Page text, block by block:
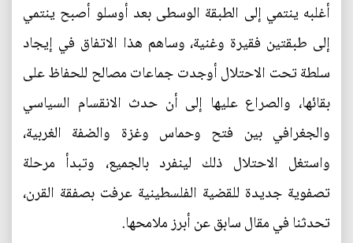
أغلبه ينتمي إلى الطبقة الوسطى بعد أوسلو أصبح ينتمي
إلى طبقتين فقيرة وغنية، وساهم هذا الاتفاق في إيجاد
سلطة تحت الاحتلال أوجدت جماعات مصالح للحفاظ على
بقائها، والصراع عليها إلى أن حدث الانقسام السياسي
والجغرافي بين فتح وحماس وغزة والضفة الغربية،
واستغل الاحتلال ذلك لينفرد بالجميع، وتبدأ مرحلة
تصفوية جديدة للقضية الفلسطينية عرفت بصفقة القرن،
تحدثنا في مقال سابق عن أبرز ملامحها.